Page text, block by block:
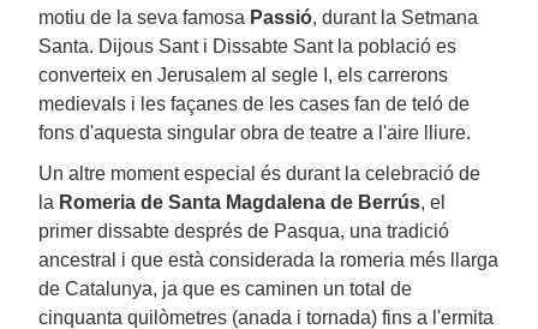
motiu de la seva famosa Passió, durant la Setmana
Santa. Dijous Sant i Dissabte Sant la població es
converteix en Jerusalem al segle I, els carrerons
medievals i les façanes de les cases fan de teló de
fons d'aquesta singular obra de teatre a l'aire lliure.
Un altre moment especial és durant la celebració de
la Romeria de Santa Magdalena de Berrús, el
primer dissabte després de Pasqua, una tradició
ancestral i que està considerada la romeria més llarga
de Catalunya, ja que es caminen un total de
cinquanta quilòmetres (anada i tornada) fins a l'ermita